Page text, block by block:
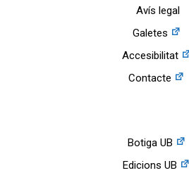
Avís legal
Galetes
Accesibilitat
Contacte
Botiga UB
Edicions UB